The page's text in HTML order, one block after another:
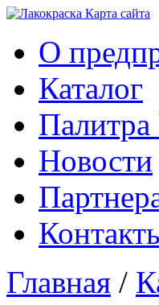
Карта сайтa
О
Каталог
Новости
Главная /